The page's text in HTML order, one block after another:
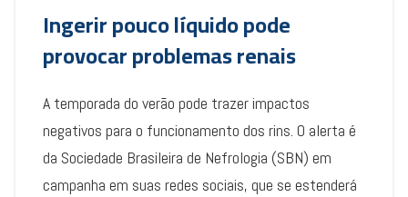
Ingerir pouco líquido pode
provocar problemas renais
A temporada do verão pode trazer impactos
negativos para o funcionamento dos rins. O alerta é
da Sociedade Brasileira de Nefrologia (SBN) em
campanha em suas redes sociais, que se estenderá